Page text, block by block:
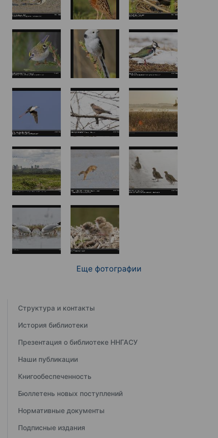
Еще фотографии
Структура и контакты
История библиотеки
Презентация о библиотеке ННГАСУ
Наши публикации
Книгообеспеченность
Бюллетень новых поступлений
Нормативные документы
Подписные издания